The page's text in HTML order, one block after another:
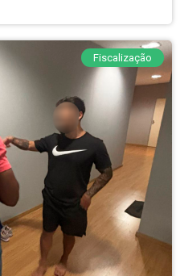
Fiscalização